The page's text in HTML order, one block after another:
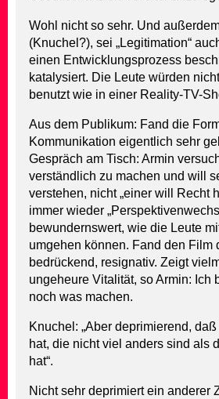
Wohl nicht so sehr. Und
(Knuchel?), sei „Legitimation“
einen Entwicklungsprozess
katalysiert. Die Leute würden
benutzt wie in einer Reality-TV-
Aus dem Publikum: Fand die
Kommunikation eigentlich sehr
Gespräch am Tisch: Armin
verständlich zu machen und will
verstehen, nicht „einer will Recht
immer wieder
bewundernswert, wie die Leute
umgehen können. Fand den Film
bedrückend, resignativ. Zeigt
ungeheure Vitalität, so Armin: Ich
noch was machen.
Knuchel: „Aber deprimierend,
hat, die nicht viel anders sind als
hat“.
Nicht sehr deprimiert ein anderer